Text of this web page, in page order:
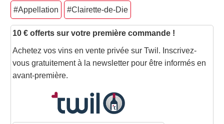
#Appellation #Clairette-de-Die
10 € offerts sur votre première commande !
Achetez vos vins en vente privée sur Twil. Inscrivez-
vous gratuitement à la newsletter pour être informés en
avant-première.